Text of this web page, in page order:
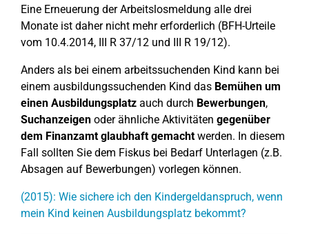
Eine Erneuerung der Arbeitslosmeldung alle drei
Monate ist daher nicht mehr erforderlich (BFH-Urteile
vom 10.4.2014, III R 37/12 und III R 19/12).
Anders als bei einem arbeitssuchenden Kind kann bei
einem ausbildungssuchenden Kind das Bemühen um
einen Ausbildungsplatz auch durch Bewerbungen,
Suchanzeigen oder ähnliche Aktivitäten gegenüber
dem Finanzamt glaubhaft gemachtwerden. In diesem
Fall sollten Sie dem Fiskus bei Bedarf Unterlagen (z.B.
Absagen auf Bewerbungen) vorlegen können.
(2015): Wie sichere ich den Kindergeldanspruch, wenn
mein Kind keinen Ausbildungsplatz bekommt?